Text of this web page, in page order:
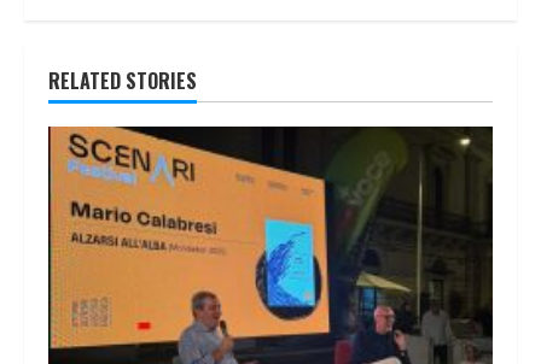
RELATED STORIES